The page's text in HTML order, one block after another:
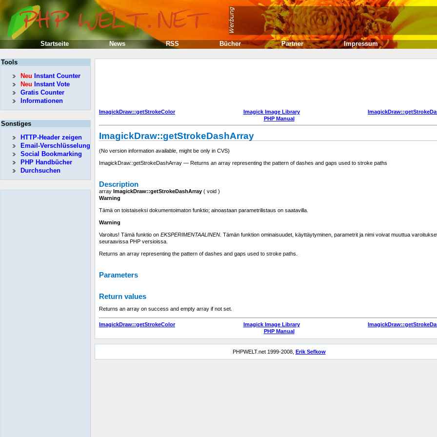
ImagickDraw::getStrokeColor
Imagick Image Library
PHP Manual
ImagickDraw::getStrokeDashArray
(No version information available, might be only in CVS)
ImagickDraw::getStrokeDashArray — Returns an array representing the pattern of dashes and gaps used to stroke paths
Description
array ImagickDraw::getStrokeDashArray ( void )
Warning
Tämä on toistaiseksi dokumentoimaton funktio; ainoastaan parametrilistaus on saatavilla.
Warning
Varoitus! Tämä funktio on EKSPERIMENTAALINEN . Tämän funktion ominaisuudet, käyttäytyminen, parametrit ja nimi voivat muuttua
seuraavissa PHP versioissa.
Returns an array representing the pattern of dashes and gaps used to stroke paths.
Parameters
Return values
Returns an array on success and empty array if not set.
ImagickDraw::getStrokeColor
Imagick Image Library
PHP Manual
Tools
Neu Instant Counter
Neu Instant Vote
Gratis Counter
Informationen
Sonstiges
HTTP-Header zeigen
Email-Verschlüsselung
Social Bookmarking
PHP Handbücher
Durchsuchen
Startseite News RSS Bücher Partner Impressum
PHPWELT.net 1999-2008, Erik Sefkow